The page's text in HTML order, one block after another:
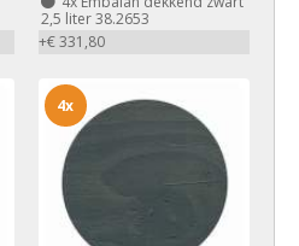
2,5 liter 38.2653
+€ 331,80
4x